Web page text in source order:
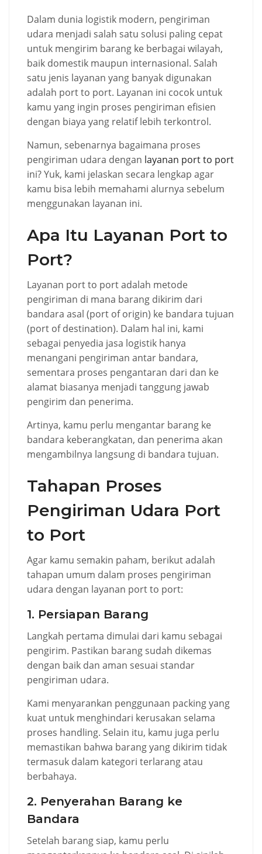
Dalam dunia logistik modern, pengiriman
udara menjadi salah satu solusi paling cepat
untuk mengirim barang ke berbagai wilayah,
baik domestik maupun internasional. Salah
satu jenis layanan yang banyak digunakan
adalah port to port. Layanan ini cocok untuk
kamu yang ingin proses pengiriman efisien
dengan biaya yang relatif lebih terkontrol.
Namun, sebenarnya bagaimana proses
pengiriman udara dengan layanan port to port
ini? Yuk, kami jelaskan secara lengkap agar
kamu bisa lebih memahami alurnya sebelum
menggunakan layanan ini.
Apa Itu Layanan Port to
Port?
Layanan port to port adalah metode
pengiriman di mana barang dikirim dari
bandara asal (port of origin) ke bandara tujuan
(port of destination). Dalam hal ini, kami
sebagai penyedia jasa logistik hanya
menangani pengiriman antar bandara,
sementara proses pengantaran dari dan ke
alamat biasanya menjadi tanggung jawab
pengirim dan penerima.
Artinya, kamu perlu mengantar barang ke
bandara keberangkatan, dan penerima akan
mengambilnya langsung di bandara tujuan.
Tahapan Proses
Pengiriman Udara Port
to Port
Agar kamu semakin paham, berikut adalah
tahapan umum dalam proses pengiriman
udara dengan layanan port to port:
1. Persiapan Barang
Langkah pertama dimulai dari kamu sebagai
pengirim. Pastikan barang sudah dikemas
dengan baik dan aman sesuai standar
pengiriman udara.
Kami menyarankan penggunaan packing yang
kuat untuk menghindari kerusakan selama
proses handling. Selain itu, kamu juga perlu
memastikan bahwa barang yang dikirim tidak
termasuk dalam kategori terlarang atau
berbahaya.
2. Penyerahan Barang ke
Bandara
Setelah barang siap, kamu perlu